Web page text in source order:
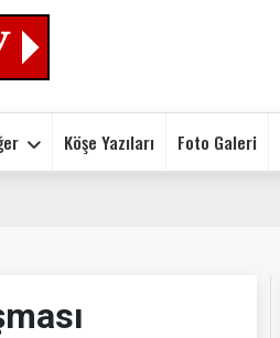
Köşe Yazıları Foto Galeri